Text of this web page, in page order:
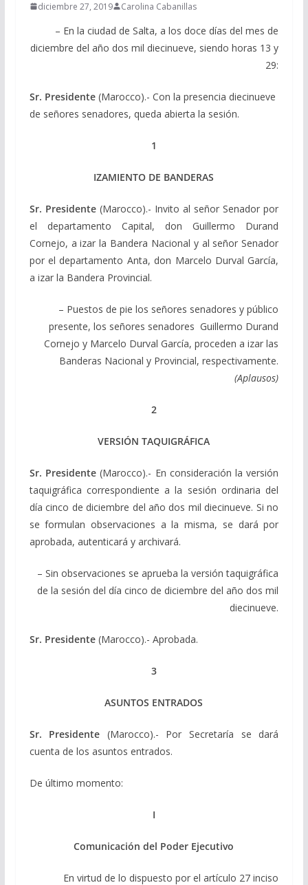
diciembre 27, 2019 Carolina Cabanillas
– En la ciudad de Salta, a los doce días del mes de
diciembre del año dos mil diecinueve, siendo horas 13 y
29:
Sr. Presidente(Marocco).- Con la presencia diecinueve
de señores senadores, queda abierta la sesión.
1
IZAMIENTO DE BANDERAS
Sr. Presidente(Marocco).- Invito al señor Senador por
el departamento Capital, don Guillermo Durand
Cornejo, a izar la Bandera Nacional y al señor Senador
por el departamento Anta, don Marcelo Durval García,
a izar la Bandera Provincial.
– Puestos de pie los señores senadores y público
presente, los señores senadores Guillermo Durand
Cornejo y Marcelo Durval García, proceden a izar las
Banderas Nacional y Provincial, respectivamente.
(Aplausos)
2
VERSIÓN TAQUIGRÁFICA
Sr. Presidente(Marocco).- En consideración la versión
taquigráfica correspondiente a la sesión ordinaria del
día cinco de diciembre del año dos mil diecinueve. Si no
se formulan observaciones a la misma, se dará por
aprobada, autenticará y archivará.
– Sin observaciones se aprueba la versión taquigráfica
de la sesión del día cinco de diciembre del año dos mil
diecinueve.
Sr. Presidente(Marocco).- Aprobada.
3
ASUNTOS ENTRADOS
Sr. Presidente (Marocco).- Por Secretaría se dará
cuenta de los asuntos entrados.
De último momento:
I
Comunicación del Poder Ejecutivo
En virtud de lo dispuesto por el artículo 27 inciso